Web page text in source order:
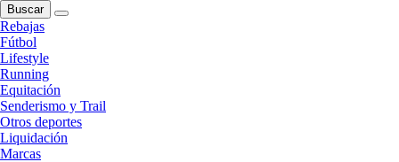
Buscar
Rebajas
Fútbol
Lifestyle
Running
Equitación
Senderismo y Trail
Otros deportes
Liquidación
Marcas